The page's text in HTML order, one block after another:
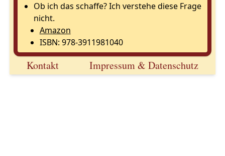
Ob ich das schaffe? Ich verstehe diese Frage
nicht.
Amazon
ISBN: 978-3911981040
Kontakt Impressum & Datenschutz